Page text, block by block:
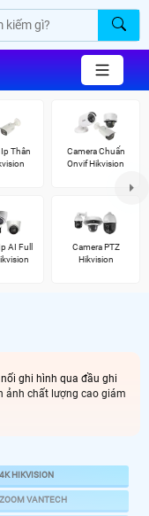
Thân
Camera Chuẩn
Onvif Hikvision
AI Full
Camera PTZ
Hikvision
ghi hình qua đầu ghi
ảnh chất lượng cao giám
HIKVISION
VANTECH